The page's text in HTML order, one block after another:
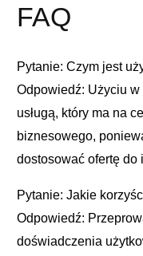
FAQ
Pytanie: Czym jest
Odpowiedź: Użyciu⁢
usługą, który‍ ma ⁤na
biznesowego,
⁤dostosować ofertę ‌do
Pytanie: Jakie
Odpowiedź:
doświadczenia